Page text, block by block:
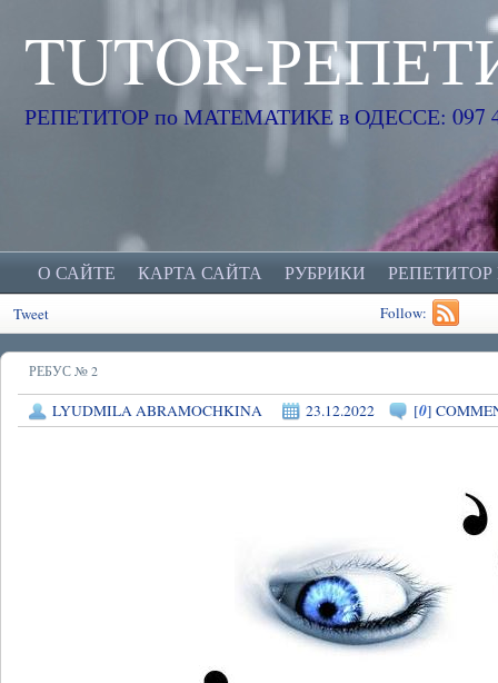
TUTOR-
РЕПЕТИТОР по МАТЕМАТИКЕ в ОДЕССЕ: 097
О САЙТЕ КАРТА САЙТА РУБРИКИ
Tweet Follow:
РЕБУС № 2
LYUDMILA ABRAMOCHKINA 23.12.2022 [0]